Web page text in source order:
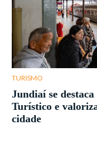
TURISMO
Jundiaí se
Turístico e
cidade